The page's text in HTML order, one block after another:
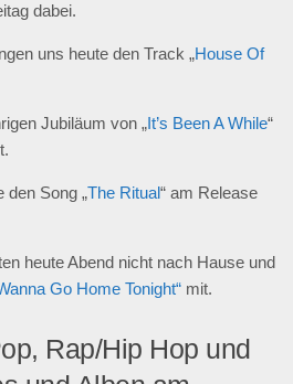
dabei.
uns heute den Track „House Of
Jubiläum von „It’s Been A While“
den Song „The Ritual“ am Release
heute Abend nicht nach Hause und
Go Home Tonight“ mit.
Rap/Hip Hop und